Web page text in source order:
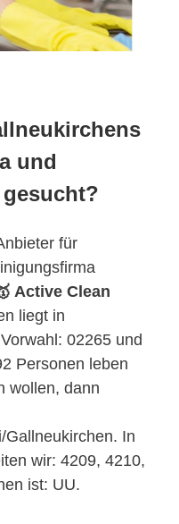
und
für
Active Clean
liegt in
02265 und
Personen leben
wollen, dann
Gallneukirchen. In
wir: 4209, 4210,
ist: UU.